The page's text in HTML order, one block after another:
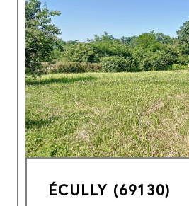
ÉCULLY (69130)